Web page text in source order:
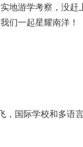
地游学考察，没赶
们一起星耀南洋！
，国际学校和多语